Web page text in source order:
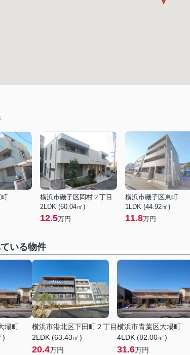
横浜市磯子区岡村２丁目
2LDK (60.04㎡)
12.5万円
横浜市磯子区東町
1LDK (44.92㎡)
11.8万円
いる物件
場町
)
横浜市港北区下田町２丁目
2LDK (63.43㎡)
20.4万円
横浜市青葉区大場町
4LDK (82.00㎡)
31.6万円